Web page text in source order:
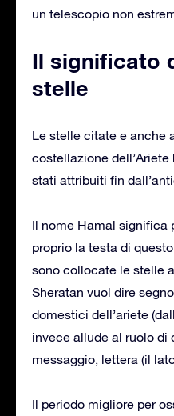
un telescopio non
Il significato
stelle
Le stelle citate e anche
costellazione
stati attribuiti fin
Il nome Hamal significa
proprio la testa di
sono collocate le stelle
Sheratan vuol dire
domestici dell’ariete
invece allude al ruolo di
messaggio, lettera (il
Il periodo migliore per